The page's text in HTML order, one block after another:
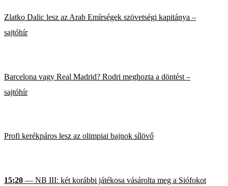
Zlatko Dalic lesz az Arab Emírségek szövetségi kapitánya –
sajtóhír
Barcelona vagy Real Madrid? Rodri meghozta a döntést –
sajtóhír
Profi kerékpáros lesz az olimpiai bajnok sílövő
15:20 — NB III: két korábbi játékosa vásárolta meg a Siófokot